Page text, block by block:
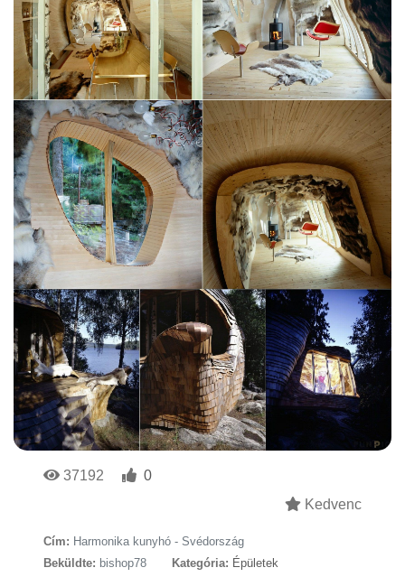
37192
0
Kedvenc
Cím: Harmonika kunyhó - Svédország
Beküldte: bishop78 Kategória: Épületek